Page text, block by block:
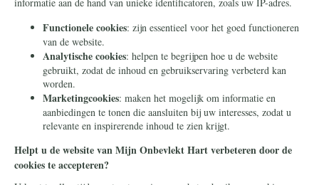
Duizenden intenties neergelegd aan de